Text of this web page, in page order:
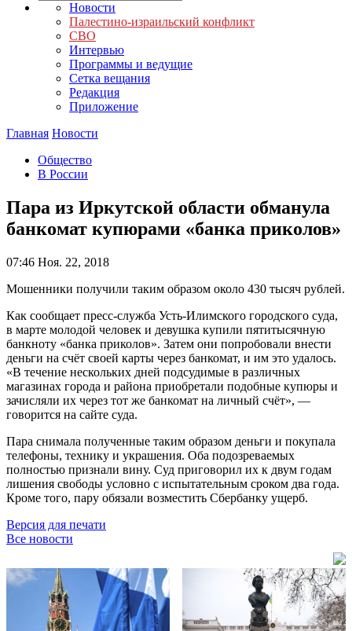
Новости
Палестино-израильский конфликт
СВО
Интервью
Программы и ведущие
Сетка вещания
Редакция
Приложение
Главная Новости
Общество
В России
Пара из Иркутской области обманула
банкомат купюрами «банка приколов»
07:46 Ноя. 22, 2018
Мошенники получили таким образом около 430 тысяч рублей.
Как сообщает пресс-служба Усть-Илимского городского суда,
в марте молодой человек и девушка купили пятитысячную
банкноту «банка приколов». Затем они попробовали внести
деньги на счёт своей карты через банкомат, и им это удалось.
«В течение нескольких дней подсудимые в различных
магазинах города и района приобретали подобные купюры и
зачисляли их через тот же банкомат на личный счёт», —
говорится на сайте суда.
Пара снимала полученные таким образом деньги и покупала
телефоны, технику и украшения. Оба подозреваемых
полностью признали вину. Суд приговорил их к двум годам
лишения свободы условно с испытательным сроком два года.
Кроме того, пару обязали возместить Сбербанку ущерб.
Версия для печати
Все новости